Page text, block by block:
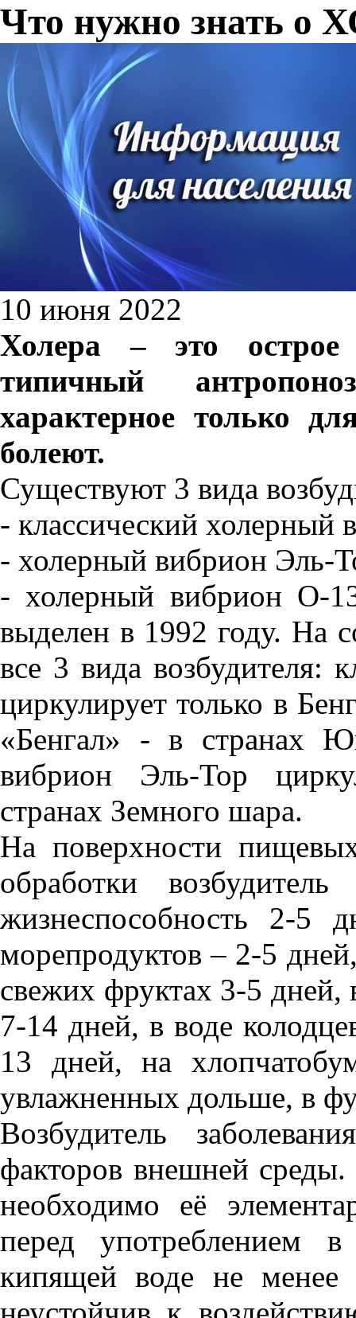
Что нужно знать о
10 июня 2022
Холера – это острое
типичный
характерное только
болеют.
Существуют 3 вида
- классический холерный
- холерный вибрион Эль-
- холерный вибрион О-
выделен в 1992 году. На
все 3 вида возбудителя:
циркулирует только в
«Бенгал» - в странах
вибрион Эль-Тор
странах Земного шара.
На поверхности
обработки
жизнеспособность 2-5
морепродуктов – 2-5
свежих фруктах 3-5
7-14 дней, в воде
13 дней, на
увлажненных дольше, в
Возбудитель
факторов внешней
необходимо её
перед употреблением
кипящей воде не